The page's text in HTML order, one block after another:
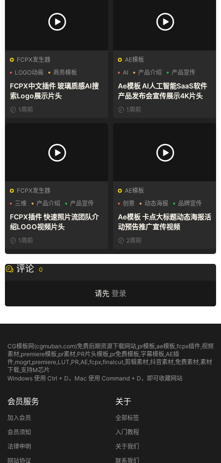
FCPX发生器
LOGO动画
商务模板
支持Intel+M芯片
FCPX中文插件 玻璃质感AI搜
索Logo展示片头
1周前
AE模板
AI
产品介绍 产品宣传
Ae模板 AI人工智能SaaS软件
产品发布会宣传展示4K片头
1周前
FCPX发生器
三维
产品介绍 产品宣传
FCPX插件 快速照片流团队介
绍LOGO视频片头
1周前
AE模板
创意
动态海报 品牌宣传
Ae模板 卡点大标题动态海报活
动预告推广宣传视频
2周前
评论 0
请先 登录
CG模板网(cgmuban.com)免费后期资源下载网站,pr模板,ae模板,fcpx插件,视频
素材 ,premiere模板,pr素材,PR片头模板,pr免费模板,字幕模板,AE插
件,mogrt,premiere,LUT,PR,AE,fcpx,finalcut,剪辑素材,抖音素材,免费素材,素材
下载,支持M芯片
Windows 使用 Ctrl + D，Mac 使用 Command + D，即可收藏网站
会员服务
加入会员
会员须知
法律申明
网站协议
关于
全部标签
入门教程
关于我们
联系我们